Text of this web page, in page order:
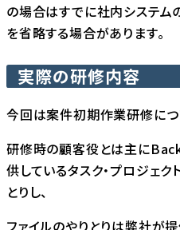
の場合はすでに社内システム
を省略する場合があります。
実際の研修内容
今回は案件初期作業研修につ
研修時の顧客役とは主に
供しているタスク・プロジェ
とりし、
ファイルのやりとりは弊社が